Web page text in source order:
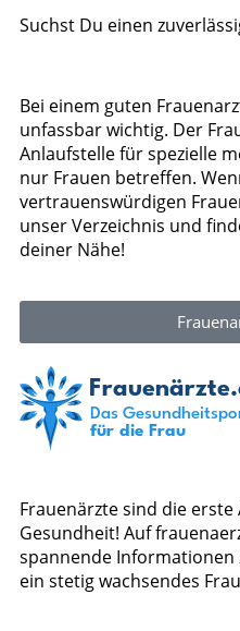
Suchst Du einen
Bei einem guten
unfassbar wichtig. Der
Anlaufstelle für spezielle
nur Frauen betreffen.
vertrauenswürdigen
unser Verzeichnis und
deiner Nähe!
Frauenärzte sind die
Gesundheit! Auf
spannende
ein stetig wachsendes